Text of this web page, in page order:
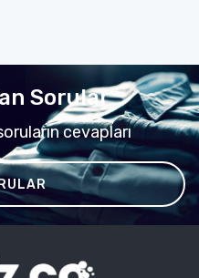
Sorular
cevapları